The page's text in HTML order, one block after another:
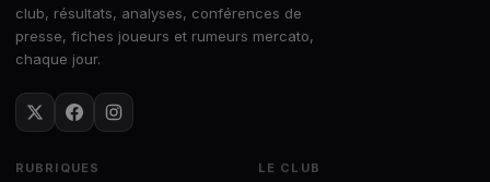
club, résultats, analyses, conférences de
presse, fiches joueurs et rumeurs mercato,
chaque jour.
RUBRIQUES LE CLUB